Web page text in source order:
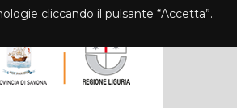
cliccando il pulsante “Accetta”.